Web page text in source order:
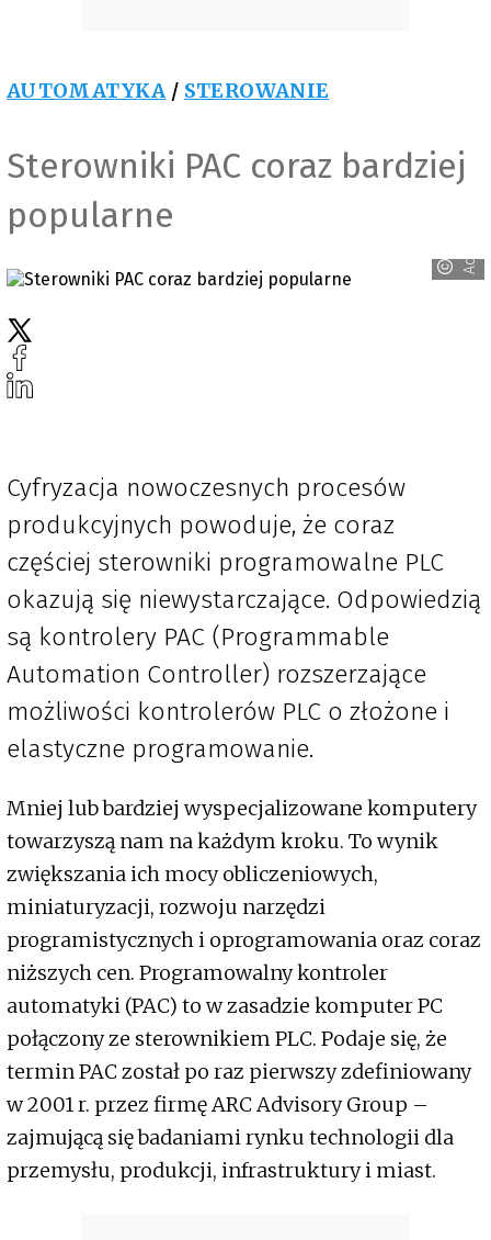
AUTOMATYKA / STEROWANIE
Sterowniki PAC coraz bardziej
popularne
Advantech
Cyfryzacja nowoczesnych procesów
produkcyjnych powoduje, że coraz
częściej sterowniki programowalne PLC
okazują się niewystarczające. Odpowiedzią
są kontrolery PAC (Programmable
Automation Controller) rozszerzające
możliwości kontrolerów PLC o złożone i
elastyczne programowanie.
Mniej lub bardziej wyspecjalizowane komputery
towarzyszą nam na każdym kroku. To wynik
zwiększania ich mocy obliczeniowych,
miniaturyzacji, rozwoju narzędzi
programistycznych i oprogramowania oraz coraz
niższych cen. Programowalny kontroler
automatyki (PAC) to w zasadzie komputer PC
połączony ze sterownikiem PLC. Podaje się, że
termin PAC został po raz pierwszy zdefiniowany
w 2001 r. przez firmę ARC Advisory Group –
zajmującą się badaniami rynku technologii dla
przemysłu, produkcji, infrastruktury i miast.